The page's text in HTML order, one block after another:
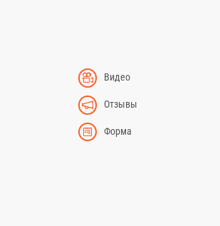
Видео
Отзывы
Форма